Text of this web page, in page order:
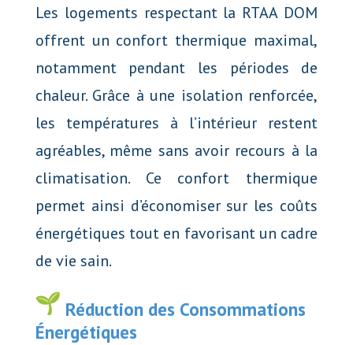
Les logements respectant la RTAA DOM
offrent un confort thermique maximal,
notamment pendant les périodes de
chaleur. Grâce à une isolation renforcée,
les températures à l’intérieur restent
agréables, même sans avoir recours à la
climatisation. Ce confort thermique
permet ainsi d’économiser sur les coûts
énergétiques tout en favorisant un cadre
de vie sain.
Réduction des Consommations
Énergétiques